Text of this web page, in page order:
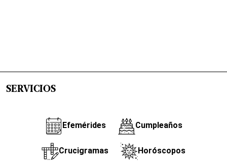
SERVICIOS
Efemérides Cumpleaños
Crucigramas Horóscopos